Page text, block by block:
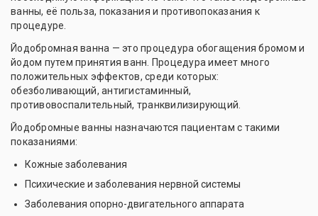
ванны, её польза, показания и противопоказания к
процедуре.
Йодобромная ванна — это процедура обогащения бромом и
йодом путем принятия ванн. Процедура имеет много
положительных эффектов, среди которых:
обезболивающий, антигистаминный,
противовоспалительный, транквилизирующий.
Йодобромные ванны назначаются пациентам с такими
показаниями:
Кожные заболевания
Психические и заболевания нервной системы
Заболевания опорно-двигательного аппарата